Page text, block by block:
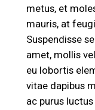
metus, et
mauris, at
Suspendisse
amet, mollis
eu lobortis
vitae dapibus
ac purus